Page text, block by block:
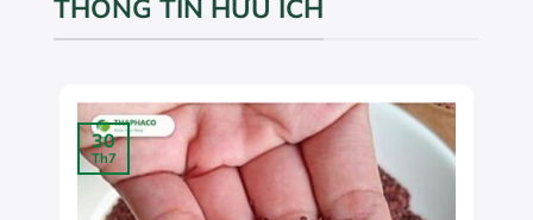
THÔNG TIN HỮU ÍCH
30
Th7